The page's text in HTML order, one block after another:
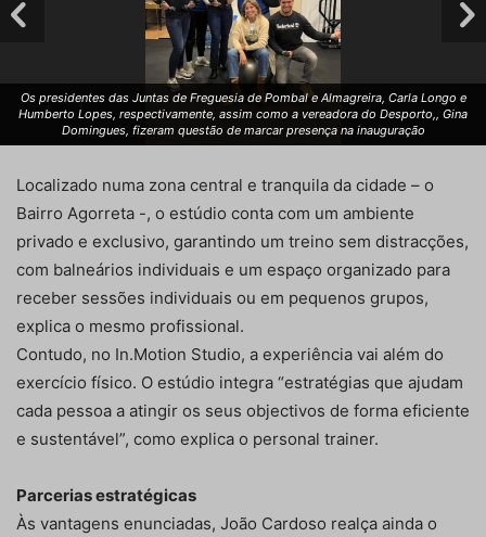
Os presidentes das Juntas de Freguesia de Pombal e Almagreira, Carla Longo e
Humberto Lopes, respectivamente, assim como a vereadora do Desporto,, Gina
Domingues, fizeram questão de marcar presença na inauguração
Localizado numa zona central e tranquila da cidade – o
Bairro Agorreta -, o estúdio conta com um ambiente
privado e exclusivo, garantindo um treino sem distracções,
com balneários individuais e um espaço organizado para
receber sessões individuais ou em pequenos grupos,
explica o mesmo profissional.
Contudo, no In.Motion Studio, a experiência vai além do
exercício físico. O estúdio integra “estratégias que ajudam
cada pessoa a atingir os seus objectivos de forma eficiente
e sustentável”, como explica o personal trainer.
Parcerias estratégicas
Às vantagens enunciadas, João Cardoso realça ainda o